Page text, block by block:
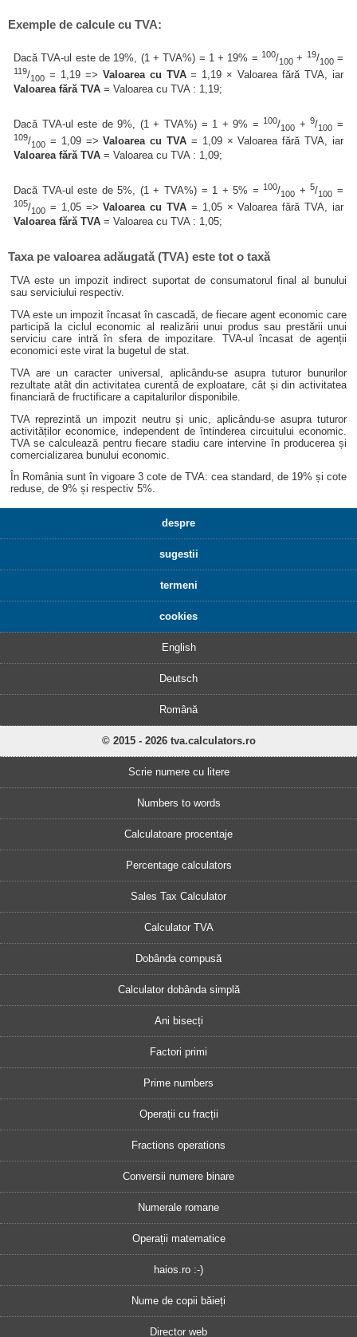
Exemple de calcule cu TVA:
Dacă TVA-ul este de 19%, (1 + TVA%) = 1 + 19% = 100/100+ 19/100=
119/100 = 1,19 => Valoarea cu TVA= 1,19 × Valoarea fără TVA, iar
Valoarea fără TVA = Valoarea cu TVA : 1,19;
Dacă TVA-ul este de 9%, (1 + TVA%) = 1 + 9% =100/100 +9/100 =
109/100 = 1,09 =>Valoarea cu TVA = 1,09 × Valoarea fără TVA, iar
Valoarea fără TVA = Valoarea cu TVA : 1,09;
Dacă TVA-ul este de 5%, (1 + TVA%) = 1 + 5% =100/100 +5/100 =
105/100 = 1,05 =>Valoarea cu TVA = 1,05 × Valoarea fără TVA, iar
Valoarea fără TVA = Valoarea cu TVA : 1,05;
Taxa pe valoarea adăugată (TVA) este tot o taxă
TVA este un impozit indirect suportat de consumatorul final al bunului
sau serviciului respectiv.
TVA este un impozit încasat în cascadă, de fiecare agent economic care
participă la ciclul economic al realizării unui produs sau prestării unui
serviciu care intră în sfera de impozitare. TVA-ul încasat de agenții
economici este virat la bugetul de stat.
TVA are un caracter universal, aplicându-se asupra tuturor bunurilor
rezultate atât din activitatea curentă de exploatare, cât și din activitatea
financiară de fructificare a capitalurilor disponibile.
TVA reprezintă un impozit neutru și unic, aplicându-se asupra tuturor
activităților economice, independent de întinderea circuitului economic.
TVA se calculează pentru fiecare stadiu care intervine în producerea și
comercializarea bunului economic.
În România sunt în vigoare 3 cote de TVA: cea standard, de 19% și cote
reduse, de 9% și respectiv 5%.
despre
sugestii
termeni
cookies
English
Deutsch
Română
© 2015 - 2026 tva.calculators.ro
Scrie numere cu litere
Numbers to words
Calculatoare procentaje
Percentage calculators
Sales Tax Calculator
Calculator TVA
Dobânda compusă
Calculator dobânda simplă
Ani bisecți
Factori primi
Prime numbers
Operații cu fracții
Fractions operations
Conversii numere binare
Numerale romane
Operații matematice
haios.ro :-)
Nume de copii băieți
Director web